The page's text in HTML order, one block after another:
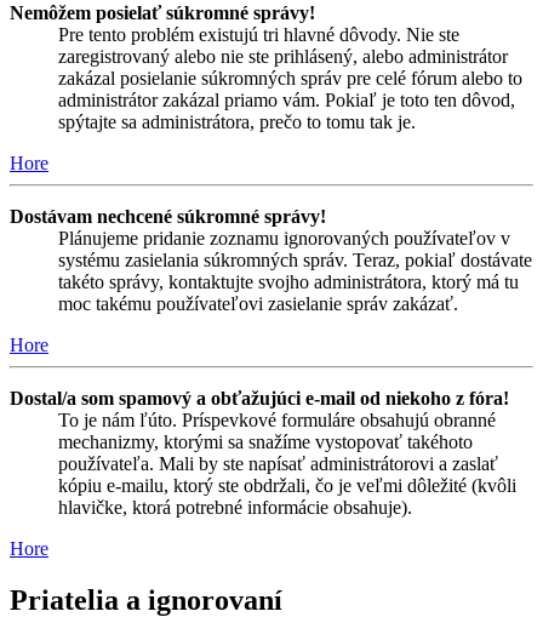
Nemôžem posielať súkromné správy!
Pre tento problém existujú tri hlavné dôvody. Nie ste
zaregistrovaný alebo nie ste prihlásený, alebo administrátor
zakázal posielanie súkromných správ pre celé fórum alebo to
administrátor zakázal priamo vám. Pokiaľ je toto ten dôvod,
spýtajte sa administrátora, prečo to tomu tak je.
Hore
Dostávam nechcené súkromné správy!
Plánujeme pridanie zoznamu ignorovaných používateľov v
systému zasielania súkromných správ. Teraz, pokiaľ dostávate
takéto správy, kontaktujte svojho administrátora, ktorý má tu
moc takému používateľovi zasielanie správ zakázať.
Hore
Dostal/a som spamový a obťažujúci e-mail od niekoho z fóra!
To je nám ľúto. Príspevkové formuláre obsahujú obranné
mechanizmy, ktorými sa snažíme vystopovať takéhoto
používateľa. Mali by ste napísať administrátorovi a zaslať
kópiu e-mailu, ktorý ste obdržali, čo je veľmi dôležité (kvôli
hlavičke, ktorá potrebné informácie obsahuje).
Hore
Priatelia a ignorovaní